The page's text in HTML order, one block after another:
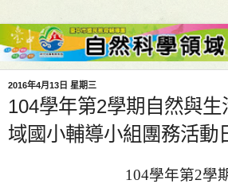
2016年4月13日 星期三
104學年第2學期自然與
域國小輔導小組團務活動
104學年第2學